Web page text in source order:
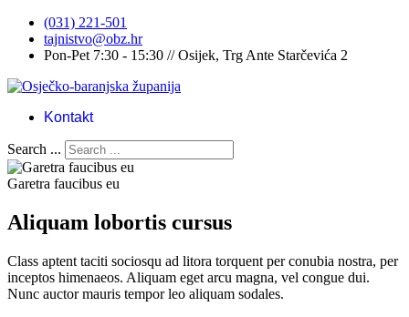
(031) 221-501
tajnistvo@obz.hr
Pon-Pet 7:30 - 15:30 // Osijek, Trg Ante Starčevića 2
Kontakt
Search ...
Garetra faucibus eu
Aliquam lobortis cursus
Class aptent taciti sociosqu ad litora torquent per conubia nostra, per
inceptos himenaeos. Aliquam eget arcu magna, vel congue dui.
Nunc auctor mauris tempor leo aliquam sodales.